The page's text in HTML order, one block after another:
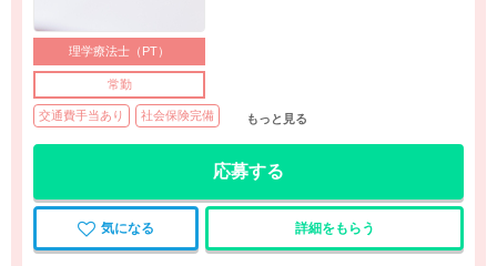
理学療法士（PT）
常勤
交通費手当あり 社会保険完備 もっと見る
応募する
気になる 詳細をもらう